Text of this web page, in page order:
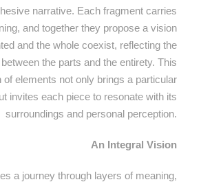
narrative. Each fragment carries
and together they propose a vision
and the whole coexist, reflecting the
the parts and the entirety. This
of elements not only brings a particular
invites each piece to resonate with its
surroundings and personal perception.
An Integral Vision
a journey through layers of meaning,